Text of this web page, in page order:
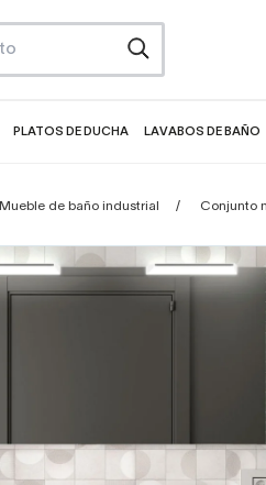
PLATOS DE DUCHA LAVABOS DE BAÑO
Mueble de baño industrial Conjunto